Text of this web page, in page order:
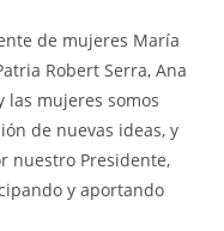
de mujeres María
Robert Serra, Ana
las mujeres somos
de nuevas ideas, y
nuestro Presidente,
y aportando